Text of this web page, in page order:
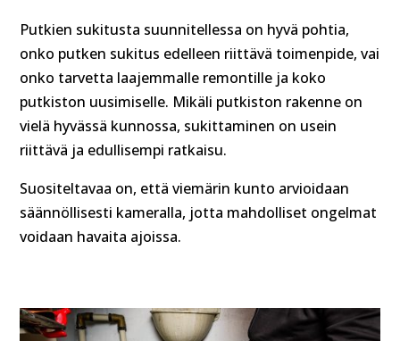
Putkien sukitusta suunnitellessa on hyvä pohtia,
onko putken sukitus edelleen riittävä toimenpide, vai
onko tarvetta laajemmalle remontille ja koko
putkiston uusimiselle. Mikäli putkiston rakenne on
vielä hyvässä kunnossa, sukittaminen on usein
riittävä ja edullisempi ratkaisu.
Suositeltavaa on, että viemärin kunto arvioidaan
säännöllisesti kameralla, jotta mahdolliset ongelmat
voidaan havaita ajoissa.